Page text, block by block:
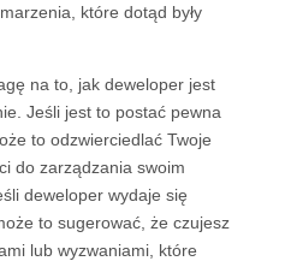
które dotąd były
na to, jak deweloper jest
Jeśli jest to postać pewna
to odzwierciedlać Twoje
do zarządzania swoim
deweloper wydaje się
to sugerować, że czujesz
lub wyzwaniami, które